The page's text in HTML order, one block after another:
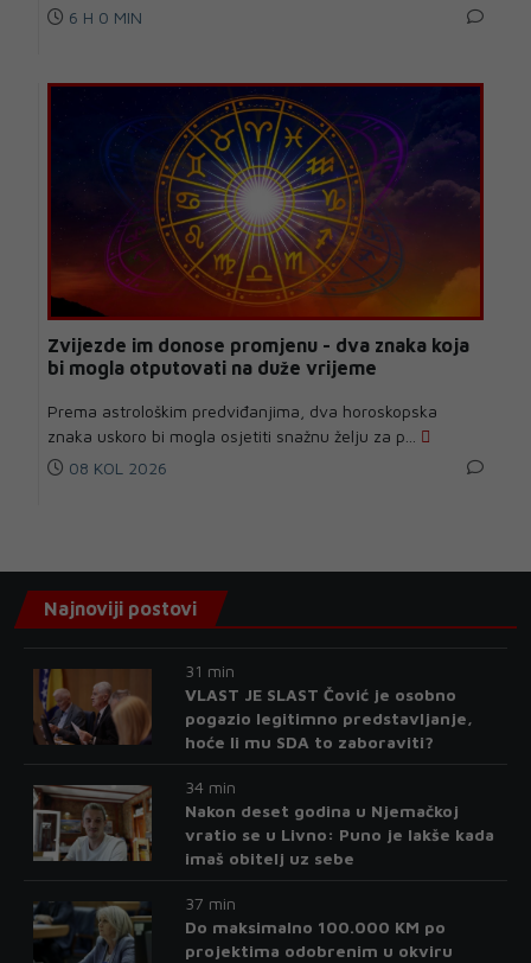
6 H 0 MIN
Zvijezde im donose promjenu - dva znaka koja
bi mogla otputovati na duže vrijeme
Prema astrološkim predviđanjima, dva horoskopska
znaka uskoro bi mogla osjetiti snažnu želju za p...
08 KOL 2026
Najnoviji postovi
31 min
VLAST JE SLAST Čović je osobno
pogazio legitimno predstavljanje,
hoće li mu SDA to zaboraviti?
34 min
Nakon deset godina u Njemačkoj
vratio se u Livno: Puno je lakše kada
imaš obitelj uz sebe
37 min
Do maksimalno 100.000 KM po
projektima odobrenim u okviru